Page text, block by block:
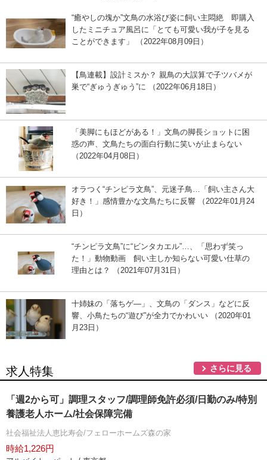
“癒やしの塊か”文鳥の水浴び姿に飼い主悶絶 即購入
したミニチュア風呂に「とても可愛い我が子を見る
ことができます」 （2022年08月09日）
【鳥連載】設計ミスか？ 親鳥の大誤算で子ツバメが
巣で“ぎゅうぎゅう”に （2022年06月18日）
「美脚にもほどがある！」文鳥の脚長ショットに困
惑の声、文鳥たちの面白行動に笑いが止まらない
（2022年04月08日）
オラつく“チンピラ文鳥”、元迷子鳥…「飼い主さん大
好き！」感情豊かな文鳥たちに反響 （2022年01月24
日）
“チンピラ文鳥”に“ビンタカエル”…、「思わず笑っ
た！」動物動画 飼い主しか知らない可愛い仕草の
理由とは？ （2021年07月31日）
十姉妹の「落ちゲ―」、文鳥の「ダンス」などに反
響、小鳥たちの“遊び”が全力でかわいい （2020年01
月23日）
求人特集 さらに見る
「週2から可」調理スタッフ/調理師免許必須/日勤のみ/特別
養護老人ホーム/社会保障完備
社会福祉法人恵比寿会/フェローホームズ森の家
時給1,226円